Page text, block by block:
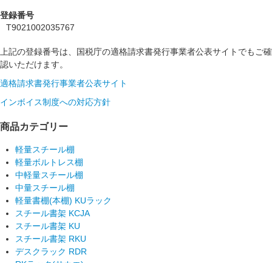
登録番号
T9021002035767
上記の登録番号は、国税庁の適格請求書発行事業者公表サイトでもご確
認いただけます。
適格請求書発行事業者公表サイト
インボイス制度への対応方針
商品カテゴリー
軽量スチール棚
軽量ボルトレス棚
中軽量スチール棚
中量スチール棚
軽量書棚(本棚) KUラック
スチール書架 KCJA
スチール書架 KU
スチール書架 RKU
デスクラック RDR